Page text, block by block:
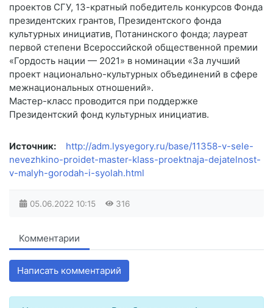
проектов СГУ, 13-кратный победитель конкурсов Фонда
президентских грантов, Президентского фонда
культурных инициатив, Потанинского фонда; лауреат
первой степени Всероссийской общественной премии
«Гордость нации — 2021» в номинации «За лучший
проект национально-культурных объединений в сфере
межнациональных отношений».
Мастер-класс проводится при поддержке
Президентский фонд культурных инициатив.
Источник:
http://adm.lysyegory.ru/base/11358-v-sele-
nevezhkino-proidet-master-klass-proektnaja-dejatelnost-
v-malyh-gorodah-i-syolah.html
05.06.2022 10:15 316
Комментарии
Написать комментарий